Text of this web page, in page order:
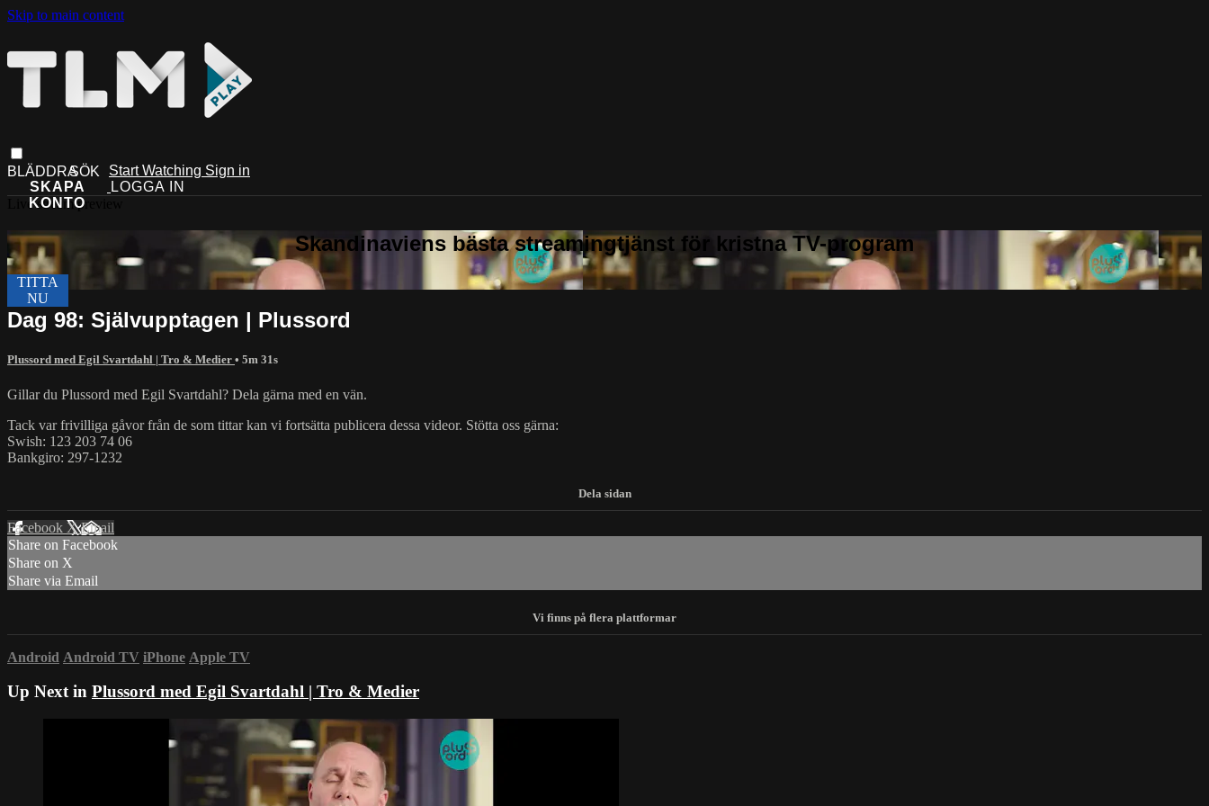
Skip to main content
Start Watching Sign in
Live stream preview
Dag 98: Självupptagen | Plussord
Plussord med Egil Svartdahl | Tro & Medier • 5m 31s
Gillar du Plussord med Egil Svartdahl? Dela gärna med en vän.
Tack var frivilliga gåvor från de som tittar kan vi fortsätta publicera dessa videor. Stötta oss gärna:
Swish: 123 203 74 06
Bankgiro: 297-1232
Facebook XEmail
Share on Facebook
Share on X
Share via Email
Android Android TV iPhone Apple TV
Up Next in Plussord med Egil Svartdahl | Tro & Medier